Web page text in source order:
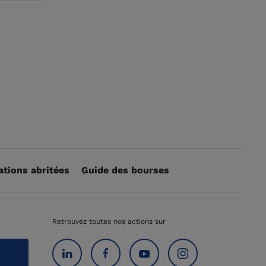
abritées Guide des bourses
Retrouvez toutes nos actions sur